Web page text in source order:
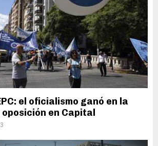
el oficialismo ganó en la
en Capital